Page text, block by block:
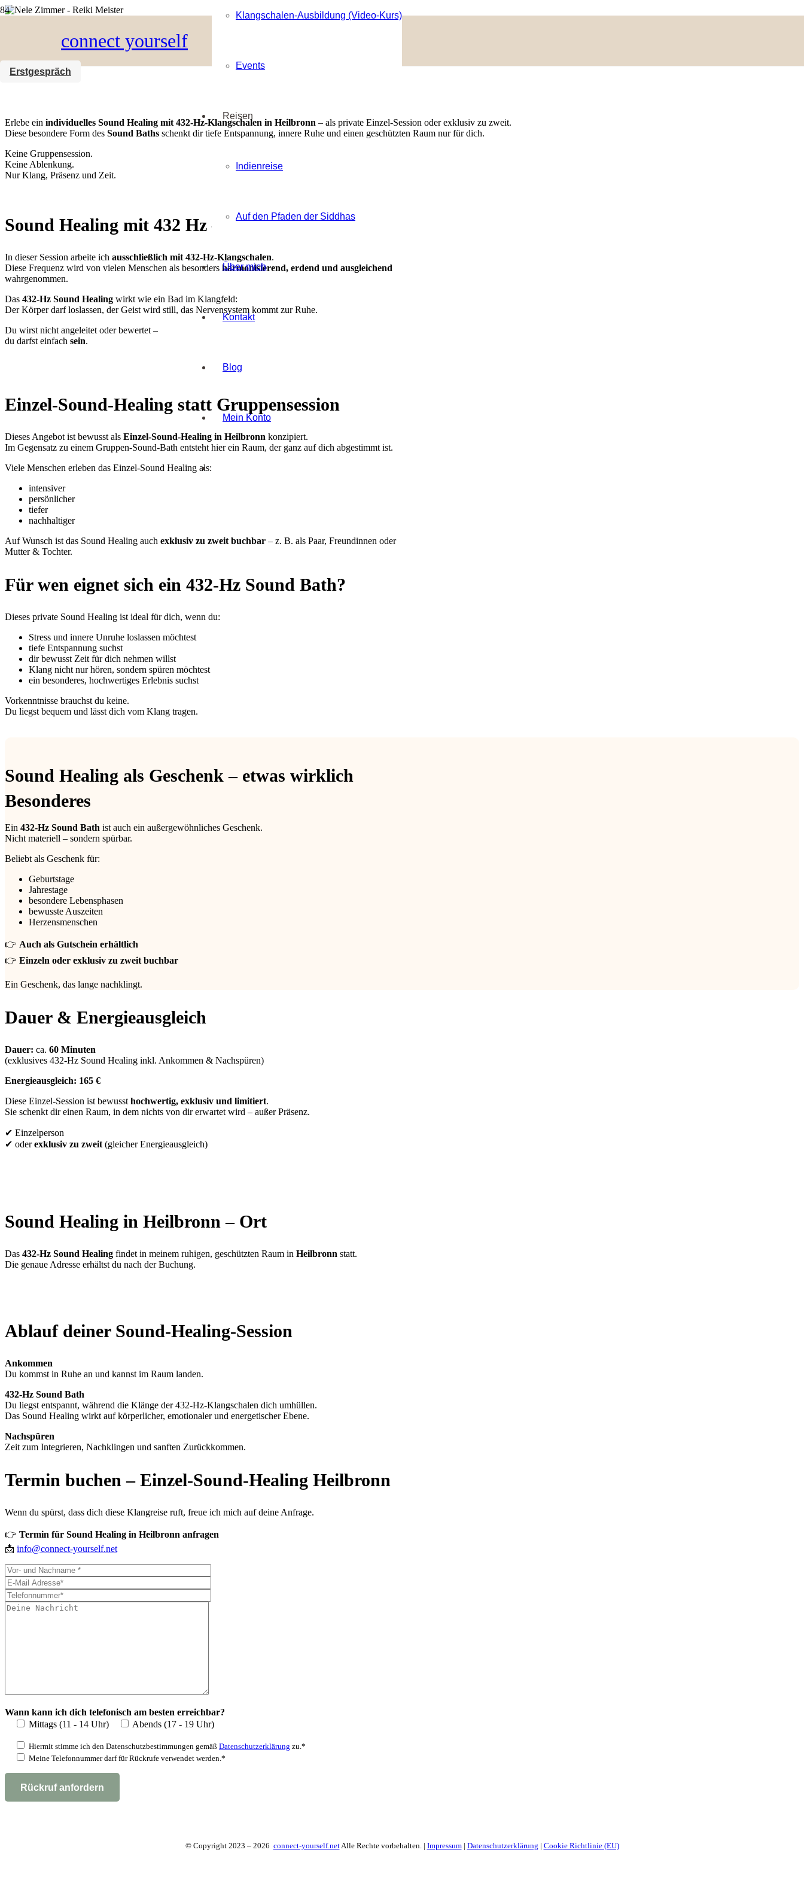
connect yourself
Klangschalen-Ausbildung (Video-Kurs)
Events
Reisen
Indienreise
Auf den Pfaden der Siddhas
Über mich
Kontakt
Blog
Mein Konto
Erstgespräch
Einzel-Sound-Bath – auch exklusiv zu zweit buchbar
Erlebe ein individuelles Sound Healing mit 432-Hz-Klangschalen in Heilbronn – als private Einzel-Session oder exklusiv zu zweit.
Diese besondere Form des Sound Baths schenkt dir tiefe Entspannung, innere Ruhe und einen geschützten Raum nur für dich.
Keine Gruppensession.
Keine Ablenkung.
Nur Klang, Präsenz und Zeit.
Sound Healing mit 432 Hz – Klang, der berührt
In dieser Session arbeite ich ausschließlich mit 432-Hz-Klangschalen.
Diese Frequenz wird von vielen Menschen als besonders harmonisierend, erdend und ausgleichend
wahrgenommen.
Das 432-Hz Sound Healing wirkt wie ein Bad im Klangfeld:
Der Körper darf loslassen, der Geist wird still, das Nervensystem kommt zur Ruhe.
Du wirst nicht angeleitet oder bewertet –
du darfst einfach sein.
Einzel-Sound-Healing statt Gruppensession
Dieses Angebot ist bewusst als Einzel-Sound-Healing in Heilbronn konzipiert.
Im Gegensatz zu einem Gruppen-Sound-Bath entsteht hier ein Raum, der ganz auf dich abgestimmt ist.
Viele Menschen erleben das Einzel-Sound Healing als:
intensiver
persönlicher
tiefer
nachhaltiger
Auf Wunsch ist das Sound Healing auch exklusiv zu zweit buchbar – z. B. als Paar, Freundinnen oder
Mutter & Tochter.
Für wen eignet sich ein 432-Hz Sound Bath?
Dieses private Sound Healing ist ideal für dich, wenn du:
Stress und innere Unruhe loslassen möchtest
tiefe Entspannung suchst
dir bewusst Zeit für dich nehmen willst
Klang nicht nur hören, sondern spüren möchtest
ein besonderes, hochwertiges Erlebnis suchst
Vorkenntnisse brauchst du keine.
Du liegst bequem und lässt dich vom Klang tragen.
Sound Healing als Geschenk – etwas wirklich
Besonderes
Ein 432-Hz Sound Bath ist auch ein außergewöhnliches Geschenk.
Nicht materiell – sondern spürbar.
Beliebt als Geschenk für:
Geburtstage
Jahrestage
besondere Lebensphasen
bewusste Auszeiten
Herzensmenschen
👉 Auch als Gutschein erhältlich
👉 Einzeln oder exklusiv zu zweit buchbar
Ein Geschenk, das lange nachklingt.
Dauer & Energieausgleich
Dauer: ca. 60 Minuten
(exklusives 432-Hz Sound Healing inkl. Ankommen & Nachspüren)
Energieausgleich: 165 €
Diese Einzel-Session ist bewusst hochwertig, exklusiv und limitiert.
Sie schenkt dir einen Raum, in dem nichts von dir erwartet wird – außer Präsenz.
✔ Einzelperson
✔ oderexklusiv zu zweit (gleicher Energieausgleich)
Sound Healing in Heilbronn – Ort
Das 432-Hz Sound Healing findet in meinem ruhigen, geschützten Raum in Heilbronn statt.
Die genaue Adresse erhältst du nach der Buchung.
Ablauf deiner Sound-Healing-Session
Ankommen
Du kommst in Ruhe an und kannst im Raum landen.
432-Hz Sound Bath
Du liegst entspannt, während die Klänge der 432-Hz-Klangschalen dich umhüllen.
Das Sound Healing wirkt auf körperlicher, emotionaler und energetischer Ebene.
Nachspüren
Zeit zum Integrieren, Nachklingen und sanften Zurückkommen.
Termin buchen – Einzel-Sound-Healing Heilbronn
Wenn du spürst, dass dich diese Klangreise ruft, freue ich mich auf deine Anfrage.
👉 Termin für Sound Healing in Heilbronn anfragen
📩 info@connect-yourself.net
Wann kann ich dich telefonisch am besten erreichbar?
Mittags (11 - 14 Uhr)
Abends (17 - 19 Uhr)
Hiermit stimme ich den Datenschutzbestimmungen gemäß Datenschutzerklärung zu.*
Meine Telefonnummer darf für Rückrufe verwendet werden.*
© Copyright 2023 – 2026 connect-yourself.netAlle Rechte vorbehalten. | Impressum| Datenschutzerklärung | Cookie Richtlinie (EU)